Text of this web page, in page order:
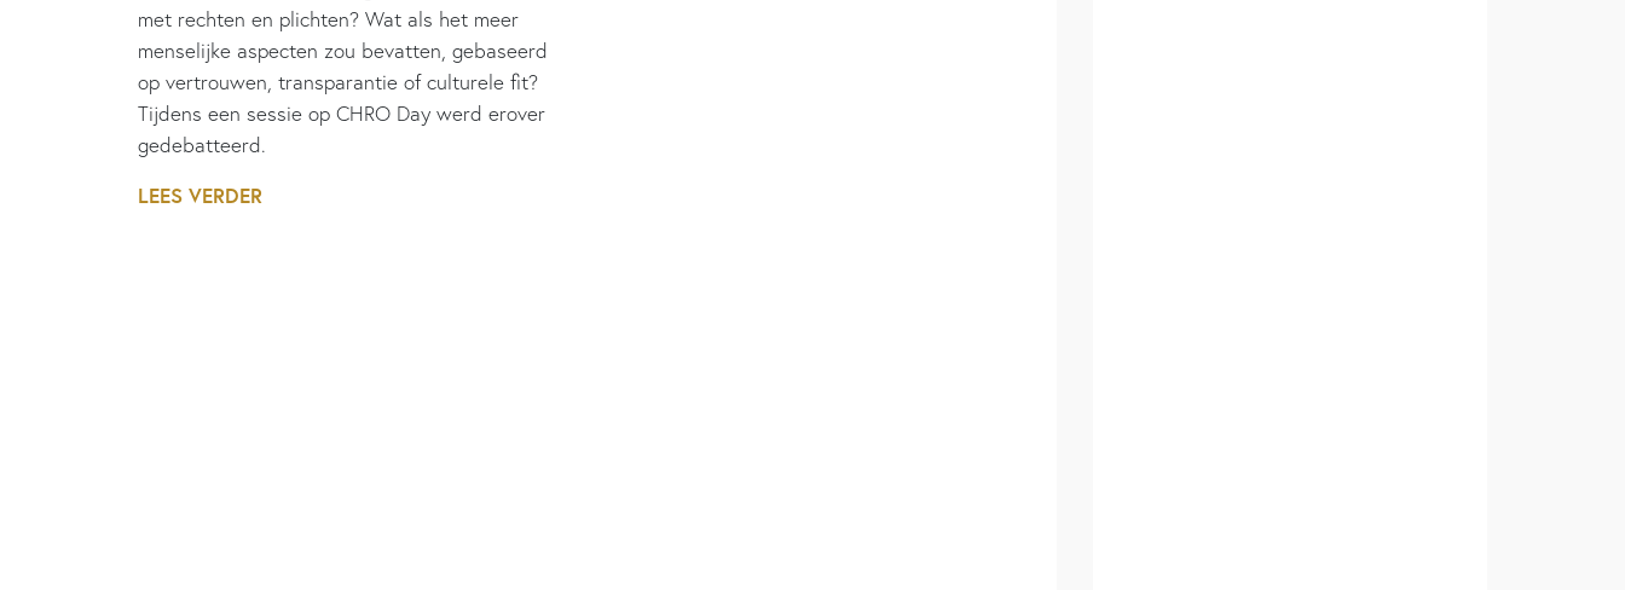
met rechten en plichten? Wat als het meer
menselijke aspecten zou bevatten, gebaseerd
op vertrouwen, transparantie of culturele fit?
Tijdens een sessie op CHRO Day werd erover
gedebatteerd.
LEES VERDER